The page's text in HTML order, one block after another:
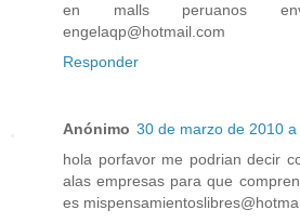
en malls peruanos
engelaqp@hotmail.com
Responder
Anónimo 30 de marzo de 2010 a
hola porfavor me podrian decir
alas empresas para que
es